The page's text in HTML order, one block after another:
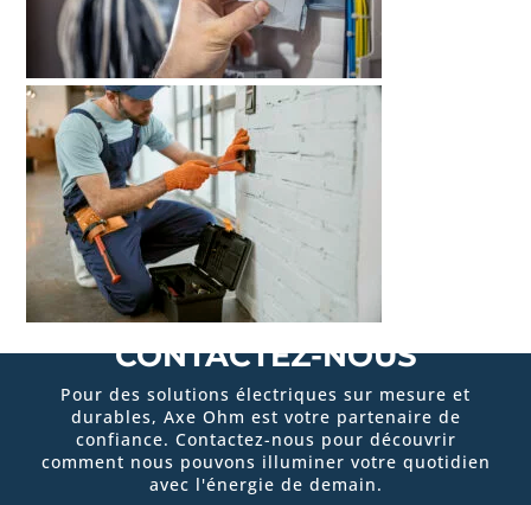
CONTACTEZ-NOUS
Pour des solutions électriques sur mesure et
durables, Axe Ohm est votre partenaire de
confiance. Contactez-nous pour découvrir
comment nous pouvons illuminer votre quotidien
avec l'énergie de demain.